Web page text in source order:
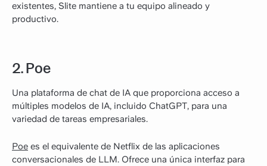
existentes, Slite mantiene a tu equipo alineado y
productivo.
2. Poe
Una plataforma de chat de IA que proporciona acceso a
múltiples modelos de IA, incluido ChatGPT, para una
variedad de tareas empresariales.
Poe es el equivalente de Netflix de las aplicaciones
conversacionales de LLM. Ofrece una única interfaz para